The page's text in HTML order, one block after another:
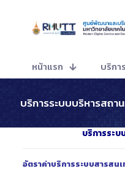
หน้าแรก บริกา
บริการระบบบริหารสถา
บริการระ
อัตราค่าบริการระบบสารสน